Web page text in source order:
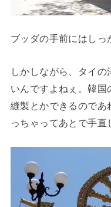
ブッダの手前にはし
しかしながら、タイ
いんですよねぇ。韓国
縫製とかできるのであ
っちゃってあとで手直